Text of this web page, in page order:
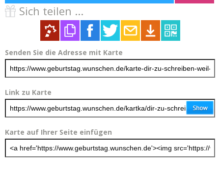
Sich teilen ...
Senden Sie die Adresse mit Karte
Link zu Karte
Karte auf Ihrer Seite einfügen